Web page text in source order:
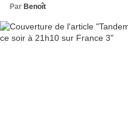
Par Benoît